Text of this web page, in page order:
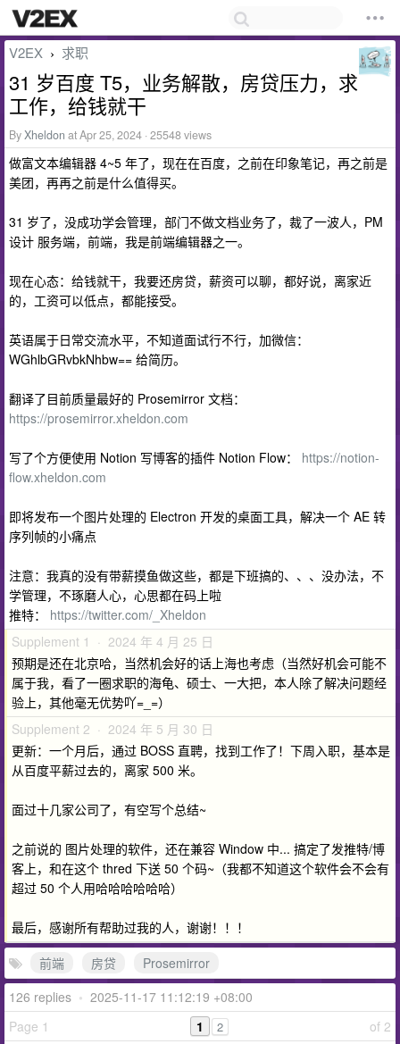
V2EX › 求职
31 岁百度 T5，业务解散，房贷压力，求
工作，给钱就干
ByXheldon at Apr 25, 2024 · 25548 views
做富文本编辑器 4~5 年了，现在在百度，之前在印象笔记，再之前是
美团，再再之前是什么值得买。
31 岁了，没成功学会管理，部门不做文档业务了，裁了一波人，PM
设计 服务端，前端，我是前端编辑器之一。
现在心态：给钱就干，我要还房贷，薪资可以聊，都好说，离家近
的，工资可以低点，都能接受。
英语属于日常交流水平，不知道面试行不行，加微信：
WGhlbGRvbkNhbw== 给简历。
翻译了目前质量最好的 Prosemirror 文档：
https://prosemirror.xheldon.com
写了个方便使用 Notion 写博客的插件 Notion Flow： https://notion-
flow.xheldon.com
即将发布一个图片处理的 Electron 开发的桌面工具，解决一个 AE 转
序列帧的小痛点
注意：我真的没有带薪摸鱼做这些，都是下班搞的、、、没办法，不
学管理，不琢磨人心，心思都在码上啦
推特： https://twitter.com/_Xheldon
Supplement 1 · 2024 年 4 月 25 日
预期是还在北京哈，当然机会好的话上海也考虑（当然好机会可能不
属于我，看了一圈求职的海龟、硕士、一大把，本人除了解决问题经
验上，其他毫无优势吖=_=）
Supplement 2 · 2024 年 5 月 30 日
更新：一个月后，通过 BOSS 直聘，找到工作了！下周入职，基本是
从百度平薪过去的，离家 500 米。
面过十几家公司了，有空写个总结~
之前说的 图片处理的软件，还在兼容 Window 中... 搞定了发推特/博
客上，和在这个 thred 下送 50 个码~（我都不知道这个软件会不会有
超过 50 个人用哈哈哈哈哈哈）
最后，感谢所有帮助过我的人，谢谢！！！
前端
房贷
Prosemirror
126 replies • 2025-11-17 11:12:19 +08:00
Page 1
of 2
1 2